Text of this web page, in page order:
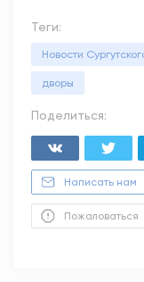
Теги:
Новости
дворы
Поделиться:
Написать нам
Пожаловаться